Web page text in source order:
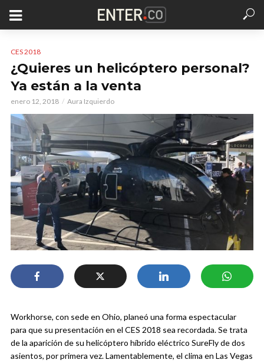
CES 2018
¿Quieres un helicóptero personal?
Ya están a la venta
enero 12, 2018 Aura Izquierdo
Workhorse, con sede en Ohio, planeó una forma espectacular
para que su presentación en el CES 2018 sea recordada. Se trata
de la aparición de su helicóptero híbrido eléctrico SureFly de dos
asientos, por primera vez. Lamentablemente, el clima en Las Vegas